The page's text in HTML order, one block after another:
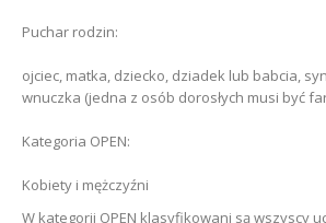
Puchar rodzin:
ojciec, matka, dziecko, dziadek lub babcia,
wnuczka (jedna z osób dorosłych musi być
Kategoria OPEN:
Kobiety i mężczyźni
W kategorii OPEN klasyfikowani są wszyscy